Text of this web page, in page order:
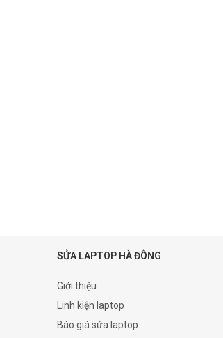
SỬA LAPTOP HÀ ĐÔNG
Giới thiệu
Linh kiện laptop
Báo giá sửa laptop